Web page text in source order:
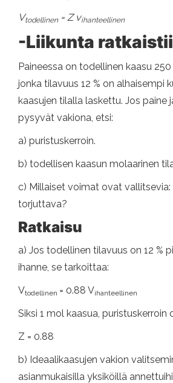
Vtodellinen= Z vihanteellinen
-Liikunta
Paineessa on todellinen kaasu 250
jonka tilavuus 12 % on alhaisempi
kaasujen tilalla laskettu. Jos paine
pysyvät vakiona, etsi:
a) puristuskerroin.
b) todellisen kaasun molaarinen
c) Millaiset voimat ovat
torjuttava?
Ratkaisu
a) Jos todellinen tilavuus on 12 %
ihanne, se tarkoittaa:
Vtodellinen = 0.88 Vihanteellinen
Siksi 1 mol kaasua, puristuskerroin
Z = 0.88
b) Ideaalikaasujen vakion
asianmukaisilla yksiköillä